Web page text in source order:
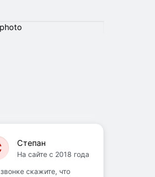
Степан
На сайте с 2018 года
скажите, что